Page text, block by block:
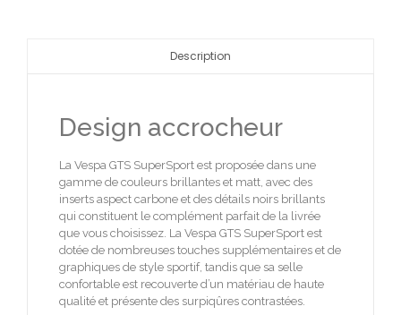
Description
Design accrocheur
La Vespa GTS SuperSport est proposée dans une
gamme de couleurs brillantes et matt, avec des
inserts aspect carbone et des détails noirs brillants
qui constituent le complément parfait de la livrée
que vous choisissez. La Vespa GTS SuperSport est
dotée de nombreuses touches supplémentaires et de
graphiques de style sportif, tandis que sa selle
confortable est recouverte d’un matériau de haute
qualité et présente des surpiqûres contrastées.